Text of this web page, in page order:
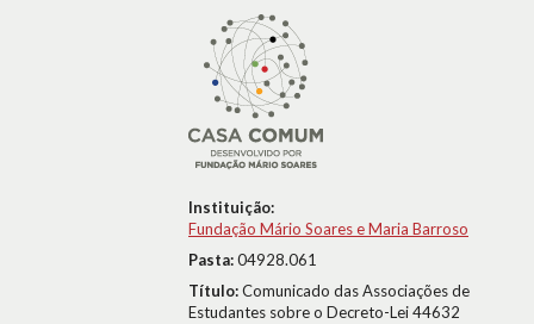
Instituição:
Fundação Mário Soares e Maria Barroso
Pasta:04928.061
Título:Comunicado das Associações de
Estudantes sobre o Decreto-Lei 44632